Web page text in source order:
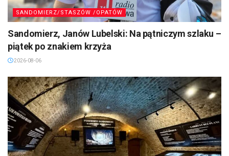
SANDOMIERZ/STASZÓW /OPATÓW
Sandomierz, Janów Lubelski: Na pątniczym szlaku –
piątek po znakiem krzyża
2026-08-06